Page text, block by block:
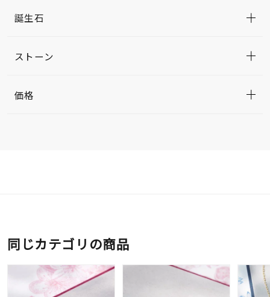
誕生石
ストーン
価格
同じカテゴリの商品